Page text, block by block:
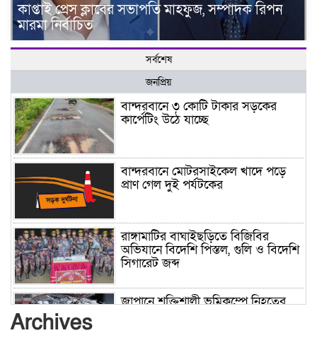
কাপ্তাই প্রেস ক্লাবের সভাপতি মাহফুজ, সম্পাদক রিপন
মারমা নির্বাচিত
সর্বশেষ
জনপ্রিয়
বান্দরবানে ৩ কোটি টাকার সড়কের
কার্পেটিং উঠে যাচ্ছে
বান্দরবানে মোটরসাইকেল খাদে পড়ে
প্রাণ গেল দুই পর্যটকের
রাঙ্গামাটির বাঘাইছড়িতে বিজিবির
অভিযানে বিদেশি পিস্তল, গুলি ও বিদেশি
সিগারেট জব্দ
জাপানে শক্তিশালী ভূমিকম্পে নিহতের
Archives